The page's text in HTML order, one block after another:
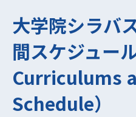
大学院シラバ
間スケジュー
Curriculums
Schedule）